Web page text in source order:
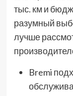
тыс. км и
разумный
лучше
Bremi